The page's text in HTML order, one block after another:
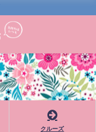
クルーズ